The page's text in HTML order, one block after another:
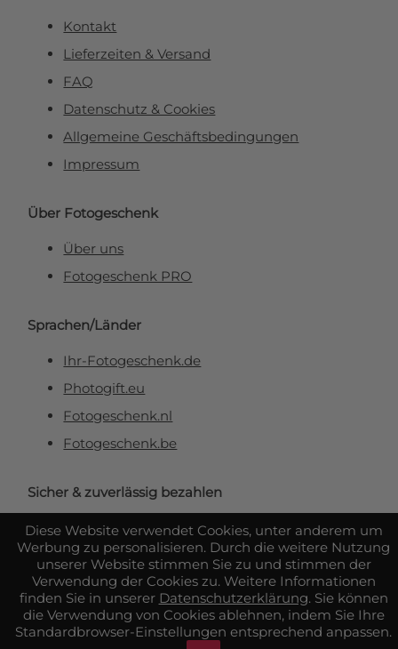
Diese Website verwendet Cookies, unter anderem um
Werbung zu personalisieren. Durch die weitere Nutzung
unserer Website stimmen Sie zu und stimmen der
Verwendung der Cookies zu. Weitere Informationen
finden Sie in unserer Datenschutzerklärung. Sie können
die Verwendung von Cookies ablehnen, indem Sie Ihre
Standardbrowser-Einstellungen entsprechend anpassen.
Kontakt
Lieferzeiten & Versand
FAQ
Datenschutz & Cookies
Allgemeine Geschäftsbedingungen
Impressum
Über Fotogeschenk
Über uns
Fotogeschenk PRO
Sprachen/Länder
Ihr-Fotogeschenk.de
Photogift.eu
Fotogeschenk.nl
Fotogeschenk.be
Sicher & zuverlässig bezahlen